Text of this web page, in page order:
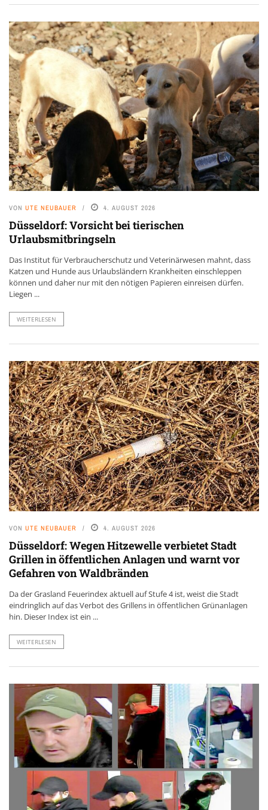
VON UTE NEUBAUER 4. AUGUST 2026
Düsseldorf: Vorsicht bei tierischen
Urlaubsmitbringseln
Das Institut für Verbraucherschutz und Veterinärwesen mahnt, dass
Katzen und Hunde aus Urlaubsländern Krankheiten einschleppen
können und daher nur mit den nötigen Papieren einreisen dürfen.
Liegen ...
WEITERLESEN
VON UTE NEUBAUER 4. AUGUST 2026
Düsseldorf: Wegen Hitzewelle verbietet Stadt
Grillen in öffentlichen Anlagen und warnt vor
Gefahren von Waldbränden
Da der Grasland Feuerindex aktuell auf Stufe 4 ist, weist die Stadt
eindringlich auf das Verbot des Grillens in öffentlichen Grünanlagen
hin. Dieser Index ist ein ...
WEITERLESEN